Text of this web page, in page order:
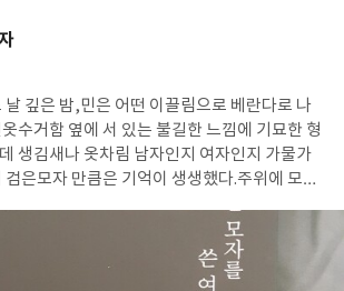
상화를 해도 괜찮은
함에서 오는 무난함이 느껴지는 소설이었고
에 대한 무서운 양면성 '거울 살인' 리뷰였다.
날 깊은 밤,민은 어떤 이끌림으로 베란다로 나
수거함 옆에 서 있는 불길한 느낌에 기묘한 형
생김새나 옷차림 남자인지 여자인지 가물가
은모자 만큼은 기억이 생생했다.주위에 모든
지으며 민을 바라보던 그 존재를 본 후 민 주
이어지는데 검은 모자의 정체는 무엇일까...
학상 수상 작가인 권정현의 신작소설 '검은 모